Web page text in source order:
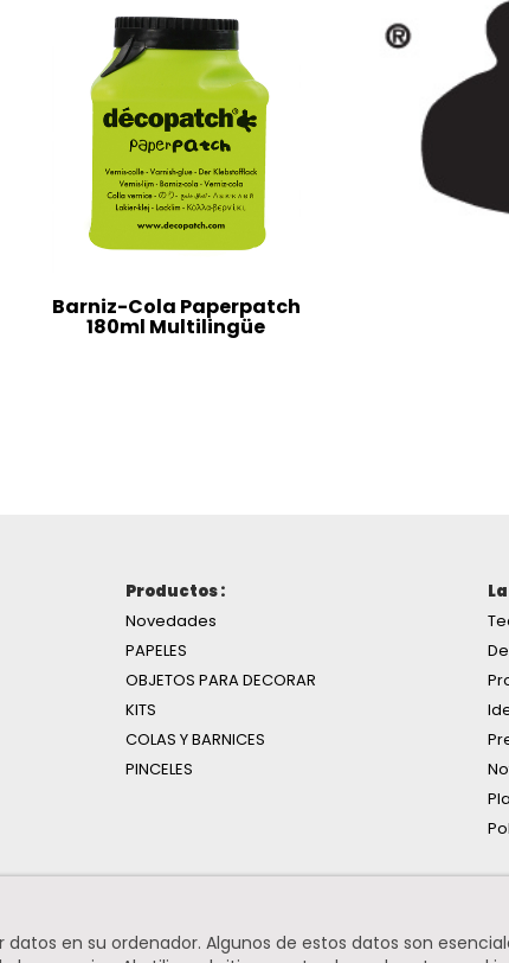
Barniz-Cola Paperpatch
180ml Multilingüe
Productos :
Novedades
PAPELES
OBJETOS PARA DECORAR
KITS
COLAS Y BARNICES
PINCELES
en su ordenador. Algunos de estos datos son